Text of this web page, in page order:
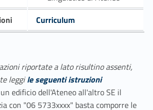
Curriculum
riportate a lato risultino assenti,
leggile seguenti istruzioni
edificio dell'Ateneo all'altro SE il
con "06 5733xxxx" basta comporre le